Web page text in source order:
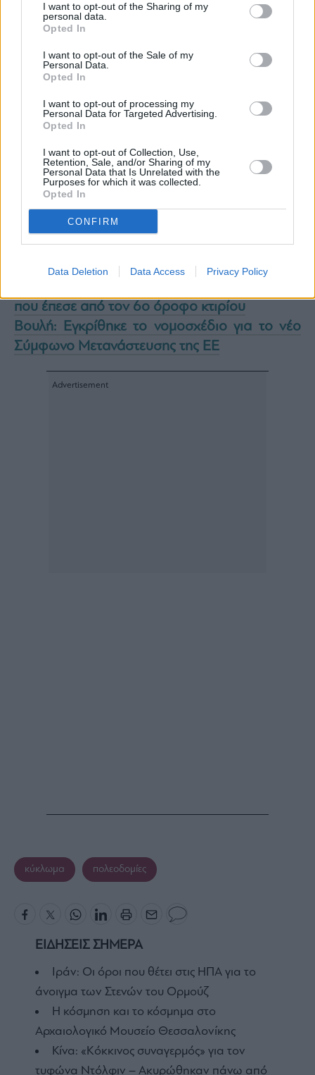
I want to opt-out of the Sharing of my
personal data.
Opted In
I want to opt-out of the Sale of my
Personal Data.
Opted In
I want to opt-out of processing my
Personal Data for Targeted Advertising.
Opted In
I want to opt-out of Collection, Use,
Retention, Sale, and/or Sharing of my
Personal Data that Is Unrelated with the
Purposes for which it was collected.
Opted In
CONFIRM
Data Deletion Data Access Privacy Policy
Καθυστερήσεις στο αεροδρόμιο της Αθήνας
Τετάρτη και Πέμπτη λόγω προγραμματισμένων
ελέγχων της ΥΠΑ
που έπεσε από τον 6ο όροφο κτιρίου
Βουλή: Εγκρίθηκε το νομοσχέδιο για το νέο
Σύμφωνο Μετανάστευσης της ΕΕ
κύκλωμα πολεοδομίες
ΕΙΔΗΣΕΙΣ ΣΗΜΕΡΑ
Ιράν: Οι όροι που θέτει στις ΗΠΑ για το
άνοιγμα των Στενών του Ορμούζ
Η κόσμηση και το κόσμημα στο
Αρχαιολογικό Μουσείο Θεσσαλονίκης
Κίνα: «Κόκκινος συναγερμός» για τον
τυφώνα Ντόλφιν – Ακυρώθηκαν πάνω από